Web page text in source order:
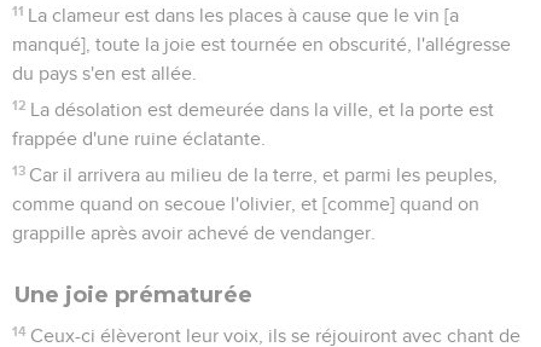
11 La clameur est dans les places à cause que le vin [a
manqué], toute la joie est tournée en obscurité, l'allégresse
du pays s'en est allée.
12 La désolation est demeurée dans la ville, et la porte est
frappée d'une ruine éclatante.
13 Car il arrivera au milieu de la terre, et parmi les peuples,
comme quand on secoue l'olivier, et [comme] quand on
grappille après avoir achevé de vendanger.
Une joie prématurée
14 Ceux-ci élèveront leur voix, ils se réjouiront avec chant de